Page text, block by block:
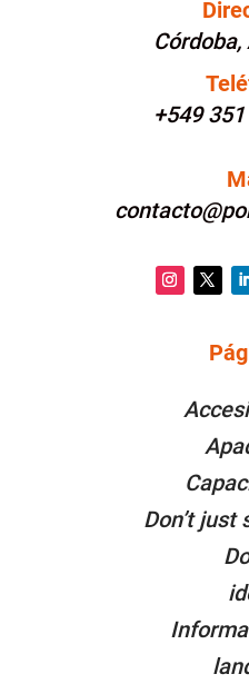
+549
Don’t just